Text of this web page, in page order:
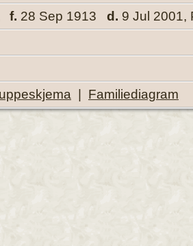
f. 28 Sep 1913 d. 9 Jul 2001,
| Familiediagram